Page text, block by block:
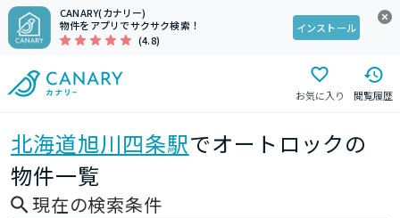
CANARY(カナリー)
物件をアプリでサクサク検索！
(4.8)
インストール
お気に入り 閲覧履歴
北海道旭川四条駅でオートロックの
物件一覧
現在の検索条件